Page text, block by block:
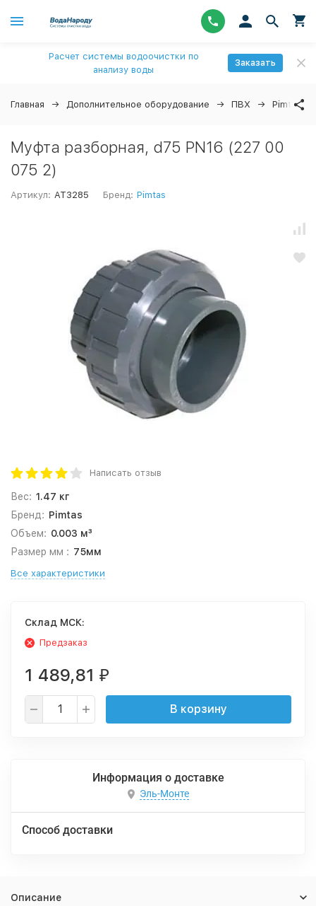
Расчет системы водоочистки по
анализу воды
Заказать
Главная Дополнительное оборудование ПВХ Pimtas
Муфта разборная, d75 PN16 (227 00
075 2)
Артикул: AT3285 Бренд: Pimtas
Написать отзыв
Вес: 1.47 кг
Бренд: Pimtas
Объем: 0.003 м³
Размер мм : 75мм
Все характеристики
Cклад МСК:
Предзаказ
1 489,81 ₽
В корзину
Информация о доставке
Эль-Монте
Способ доставки
Описание